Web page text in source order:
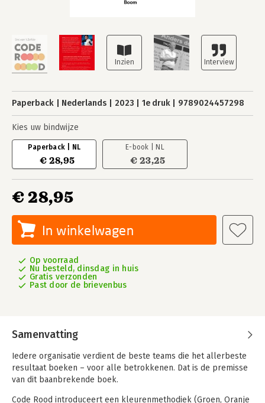
Paperback Nederlands 2023 1e druk 9789024457298
Kies uw bindwijze
Paperback | NL
€ 28,95
E-book | NL
€ 23,25
€ 28,95
In winkelwagen
Op voorraad
Nu besteld, dinsdag in huis
Gratis verzonden
Past door de brievenbus
Samenvatting
Iedere organisatie verdient de beste teams die het allerbeste
resultaat boeken – voor alle betrokkenen. Dat is de premisse
van dit baanbrekende boek.
Code Rood introduceert een kleurenmethodiek (Groen, Oranje